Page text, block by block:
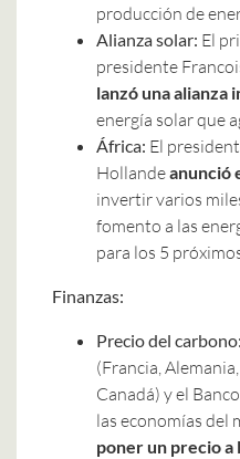
producción de
Alianza solar: El
presidente
lanzó una alianza
energía solar que
África: El
Hollandeanunció
invertir varios
fomento a las
para los 5
Finanzas:
Precio del carbono:
(Francia,
Canadá) y el
las economías del
poner un precio a